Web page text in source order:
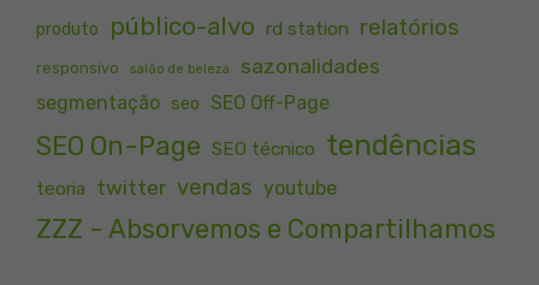
produto público-alvo rd station relatórios
responsivo salão de beleza sazonalidades
segmentação seo SEO Off-Page
SEO On-Page SEO técnico tendências
teoria twitter vendas youtube
ZZZ - Absorvemos e Compartilhamos